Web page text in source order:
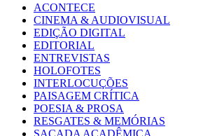
ACONTECE
CINEMA & AUDIOVISUAL
EDIÇÃO DIGITAL
EDITORIAL
ENTREVISTAS
HOLOFOTES
INTERLOCUÇÕES
PAISAGEM CRÍTICA
POESIA & PROSA
RESGATES & MEMÓRIAS
SACADA ACADÊMICA